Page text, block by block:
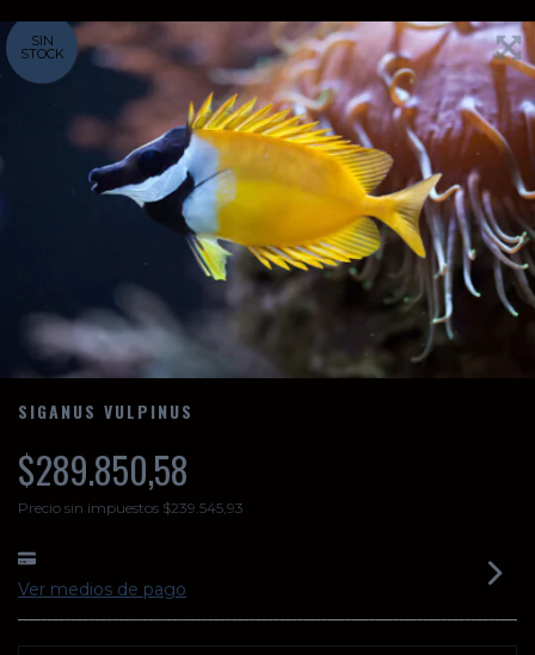
SIN
STOCK
SIGANUS VULPINUS
$289.850,58
Precio sin impuestos $239.545,93
Ver medios de pago